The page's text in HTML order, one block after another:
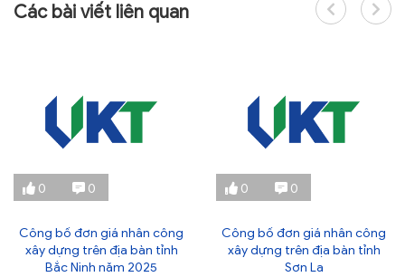
Các bài viết liên quan
0 0
Công bố đơn giá nhân công
xây dựng trên địa bàn tỉnh
Bắc Ninh năm 2025
0 0
Công bố đơn giá nhân công
xây dựng trên địa bàn tỉnh
Sơn La